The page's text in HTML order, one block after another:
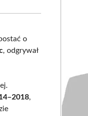
o
, odgrywał
,